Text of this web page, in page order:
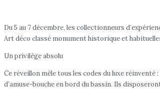
Du 5 au 7 décembre, les collectionneurs
Art déco classé monument historique et
Un privilège absolu
Ce réveillon mêle tous les codes du luxe
d’amuse-bouche en bord du bassin. Ils